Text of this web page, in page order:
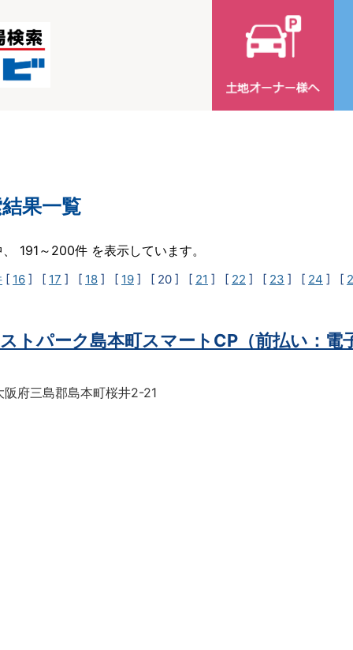
果一覧
191～200件 を表示しています。
[ 16 ] [ 17 ] [ 18 ] [ 19 ] [ 20 ] [ 21 ] [ 22 ] [ 23 ] [ 24 ] [
ストパーク島本町スマートCP（前払い：電
阪府三島郡島本町桜井2-21